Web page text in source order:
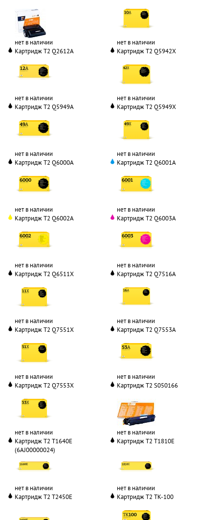
нет в наличии
нет в наличии
Картридж T2 Q2612A
нет в наличии
Картридж T2 Q5942X
нет в наличии
Картридж T2 Q5949A
нет в наличии
Картридж T2 Q5949X
нет в наличии
Картридж T2 Q6000A
нет в наличии
Картридж T2 Q6001A
нет в наличии
Картридж T2 Q6002A
нет в наличии
Картридж T2 Q6003A
нет в наличии
Картридж T2 Q6511X
нет в наличии
Картридж T2 Q7516A
нет в наличии
Картридж T2 Q7551X
нет в наличии
Картридж T2 Q7553A
нет в наличии
Картридж T2 Q7553X
нет в наличии
Картридж T2 S050166
нет в наличии
Картридж T2 T1640E
(6AJ00000024)
нет в наличии
Картридж T2 T1810E
нет в наличии
Картридж T2 T2450E
Картридж T2 TK-100